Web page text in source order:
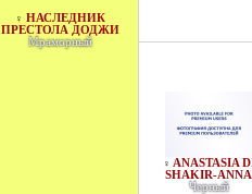
♀ НАСЛЕДНИК
ПРЕСТОЛА ДОДЖИ
Мраморный
♀ ANASTASIA
SHAKIR-ANNA
Черный